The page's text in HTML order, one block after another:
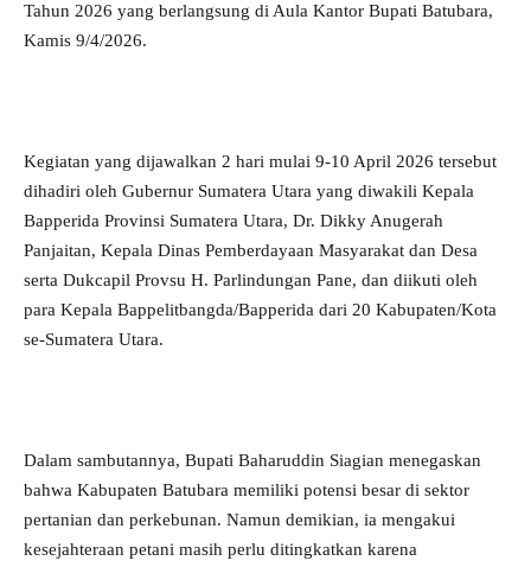
Tahun 2026 yang berlangsung di Aula Kantor Bupati Batubara,
Kamis 9/4/2026.
Kegiatan yang dijawalkan 2 hari mulai 9-10 April 2026 tersebut
dihadiri oleh Gubernur Sumatera Utara yang diwakili Kepala
Bapperida Provinsi Sumatera Utara, Dr. Dikky Anugerah
Panjaitan, Kepala Dinas Pemberdayaan Masyarakat dan Desa
serta Dukcapil Provsu H. Parlindungan Pane, dan diikuti oleh
para Kepala Bappelitbangda/Bapperida dari 20 Kabupaten/Kota
se-Sumatera Utara.
Dalam sambutannya, Bupati Baharuddin Siagian menegaskan
bahwa Kabupaten Batubara memiliki potensi besar di sektor
pertanian dan perkebunan. Namun demikian, ia mengakui
kesejahteraan petani masih perlu ditingkatkan karena